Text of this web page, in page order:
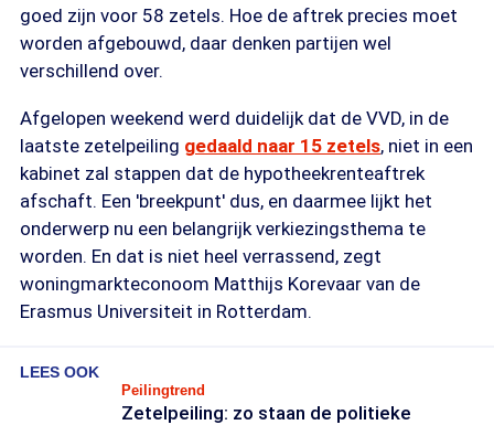
goed zijn voor 58 zetels. Hoe de aftrek precies moet
worden afgebouwd, daar denken partijen wel
verschillend over.
Afgelopen weekend werd duidelijk dat de VVD, in de
laatste zetelpeiling gedaald naar 15 zetels, niet in een
kabinet zal stappen dat de hypotheekrenteaftrek
afschaft. Een 'breekpunt' dus, en daarmee lijkt het
onderwerp nu een belangrijk verkiezingsthema te
worden. En dat is niet heel verrassend, zegt
woningmarkteconoom Matthijs Korevaar van de
Erasmus Universiteit in Rotterdam.
LEES OOK
Peilingtrend
Zetelpeiling: zo staan de politieke